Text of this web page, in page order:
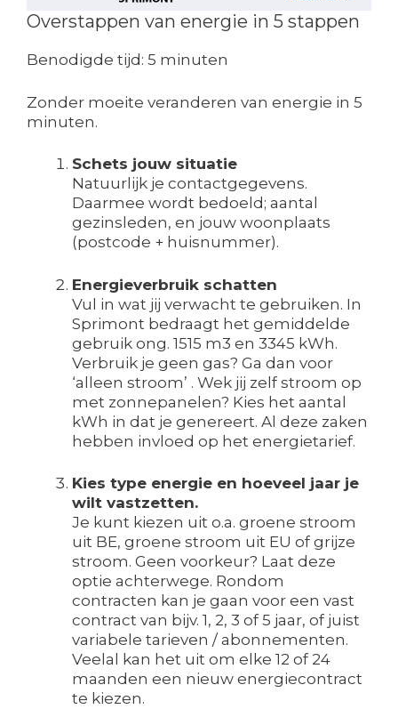
Overstappen van energie in 5 stappen
Benodigde tijd: 5 minuten
Zonder moeite veranderen van energie in 5
minuten.
Schets jouw situatie
Natuurlijk je contactgegevens.
Daarmee wordt bedoeld; aantal
gezinsleden, en jouw woonplaats
(postcode + huisnummer).
Energieverbruik schatten
Vul in wat jij verwacht te gebruiken. In
Sprimont bedraagt het gemiddelde
gebruik ong. 1515 m3 en 3345 kWh.
Verbruik je geen gas? Ga dan voor
‘alleen stroom’ . Wek jij zelf stroom op
met zonnepanelen? Kies het aantal
kWh in dat je genereert. Al deze zaken
hebben invloed op het energietarief.
Kies type energie en hoeveel jaar je
wilt vastzetten.
Je kunt kiezen uit o.a. groene stroom
uit BE, groene stroom uit EU of grijze
stroom. Geen voorkeur? Laat deze
optie achterwege. Rondom
contracten kan je gaan voor een vast
contract van bijv. 1, 2, 3 of 5 jaar, of juist
variabele tarieven / abonnementen.
Veelal kan het uit om elke 12 of 24
maanden een nieuw energiecontract
te kiezen.